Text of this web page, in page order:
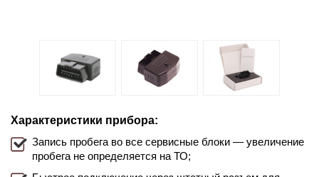
Характеристики прибора:
Запись пробега во все сервисные блоки — увеличение
пробега не определяется на ТО;